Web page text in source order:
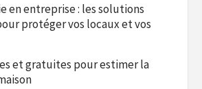
en entreprise : les solutions
protéger vos locaux et vos
et gratuites pour estimer la